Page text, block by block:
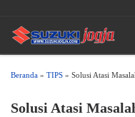
Beranda » TIPS » Solusi Atasi
Solusi Atasi